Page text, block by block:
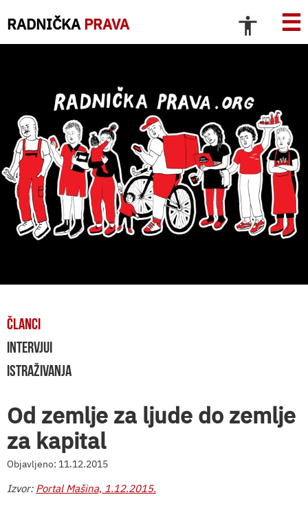
RADNIČKA PRAVA ☰
ČLANCI
INTERVJUI
ISTRAŽIVANJA
Od zemlje za ljude do zemlje
za kapital
Objavljeno: 11.12.2015
Izvor: Portal Mašina, 1.12.2015.